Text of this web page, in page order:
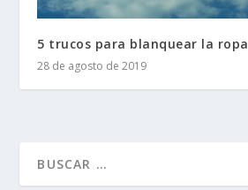
5 trucos para blanquear la ropa
28 de agosto de 2019